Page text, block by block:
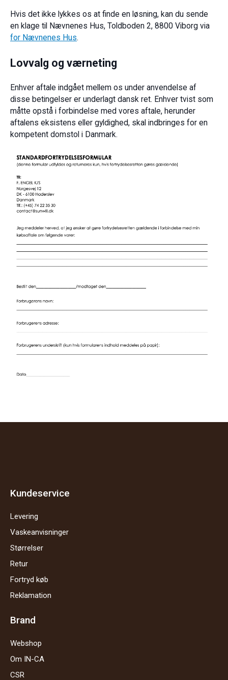
Hvis det ikke lykkes os at finde en løsning, kan du sende
en klage til Nævnenes Hus, Toldboden 2, 8800 Viborg via
for Nævnenes Hus.
Lovvalg og værneting
Enhver aftale indgået mellem os under anvendelse af
disse betingelser er underlagt dansk ret. Enhver tvist som
måtte opstå i forbindelse med vores aftale, herunder
aftalens eksistens eller gyldighed, skal indbringes for en
kompetent domstol i Danmark.
Kundeservice
Levering
Vaskeanvisninger
Størrelser
Retur
Fortryd køb
Reklamation
Brand
Webshop
Om IN-CA
CSR